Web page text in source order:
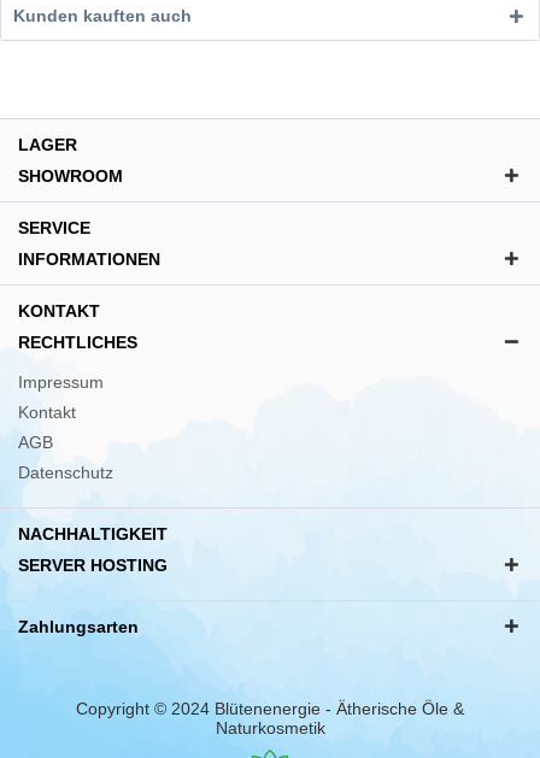
Kunden kauften auch
LAGER
SHOWROOM
SERVICE
INFORMATIONEN
KONTAKT
RECHTLICHES
Impressum
Kontakt
AGB
Datenschutz
NACHHALTIGKEIT
SERVER HOSTING
Zahlungsarten
Copyright © 2024 Blütenenergie - Ätherische Öle &
Naturkosmetik